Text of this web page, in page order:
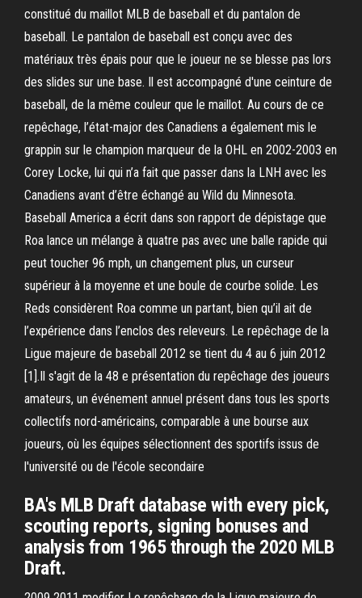
constitué du maillot MLB de baseball et du pantalon de
baseball. Le pantalon de baseball est conçu avec des
matériaux très épais pour que le joueur ne se blesse pas lors
des slides sur une base. Il est accompagné d'une ceinture de
baseball, de la même couleur que le maillot. Au cours de ce
repêchage, l’état-major des Canadiens a également mis le
grappin sur le champion marqueur de la OHL en 2002-2003 en
Corey Locke, lui qui n’a fait que passer dans la LNH avec les
Canadiens avant d’être échangé au Wild du Minnesota.
Baseball America a écrit dans son rapport de dépistage que
Roa lance un mélange à quatre pas avec une balle rapide qui
peut toucher 96 mph, un changement plus, un curseur
supérieur à la moyenne et une boule de courbe solide. Les
Reds considèrent Roa comme un partant, bien qu’il ait de
l’expérience dans l’enclos des releveurs. Le repêchage de la
Ligue majeure de baseball 2012 se tient du 4 au 6 juin 2012
[1].Il s'agit de la 48 e présentation du repêchage des joueurs
amateurs, un événement annuel présent dans tous les sports
collectifs nord-américains, comparable à une bourse aux
joueurs, où les équipes sélectionnent des sportifs issus de
l'université ou de l'école secondaire
BA's MLB Draft database with every pick,
scouting reports, signing bonuses and
analysis from 1965 through the 2020 MLB
Draft.